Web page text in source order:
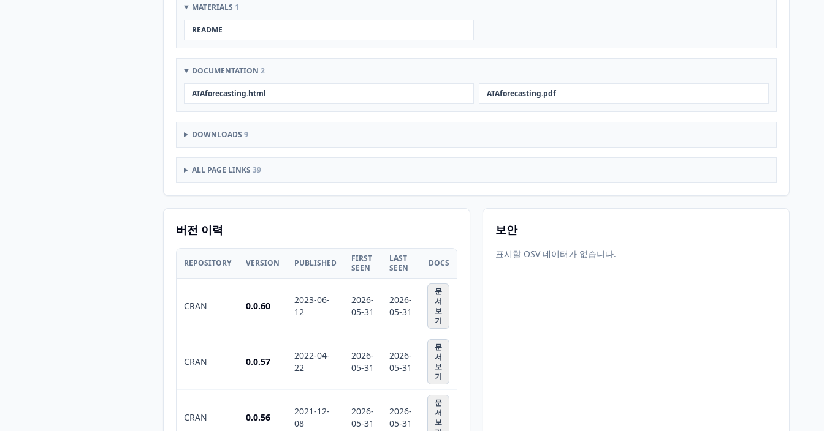
MATERIALS 1
README
DOCUMENTATION 2
ATAforecasting.html ATAforecasting.pdf
DOWNLOADS 9
ALL PAGE LINKS 39
버전 이력
REPOSITORY VERSION PUBLISHED
FIRST
SEEN
LAST
SEEN
DOCS
CRAN 0.0.60
2023-06-
12
2026-
05-31
2026-
05-31
문
서
보
기
CRAN 0.0.57
2022-04-
22
2026-
05-31
2026-
05-31
문
서
보
기
CRAN 0.0.56
2021-12-
08
2026-
05-31
2026-
05-31
문
서
보
보안
표시할 OSV 데이터가 없습니다.